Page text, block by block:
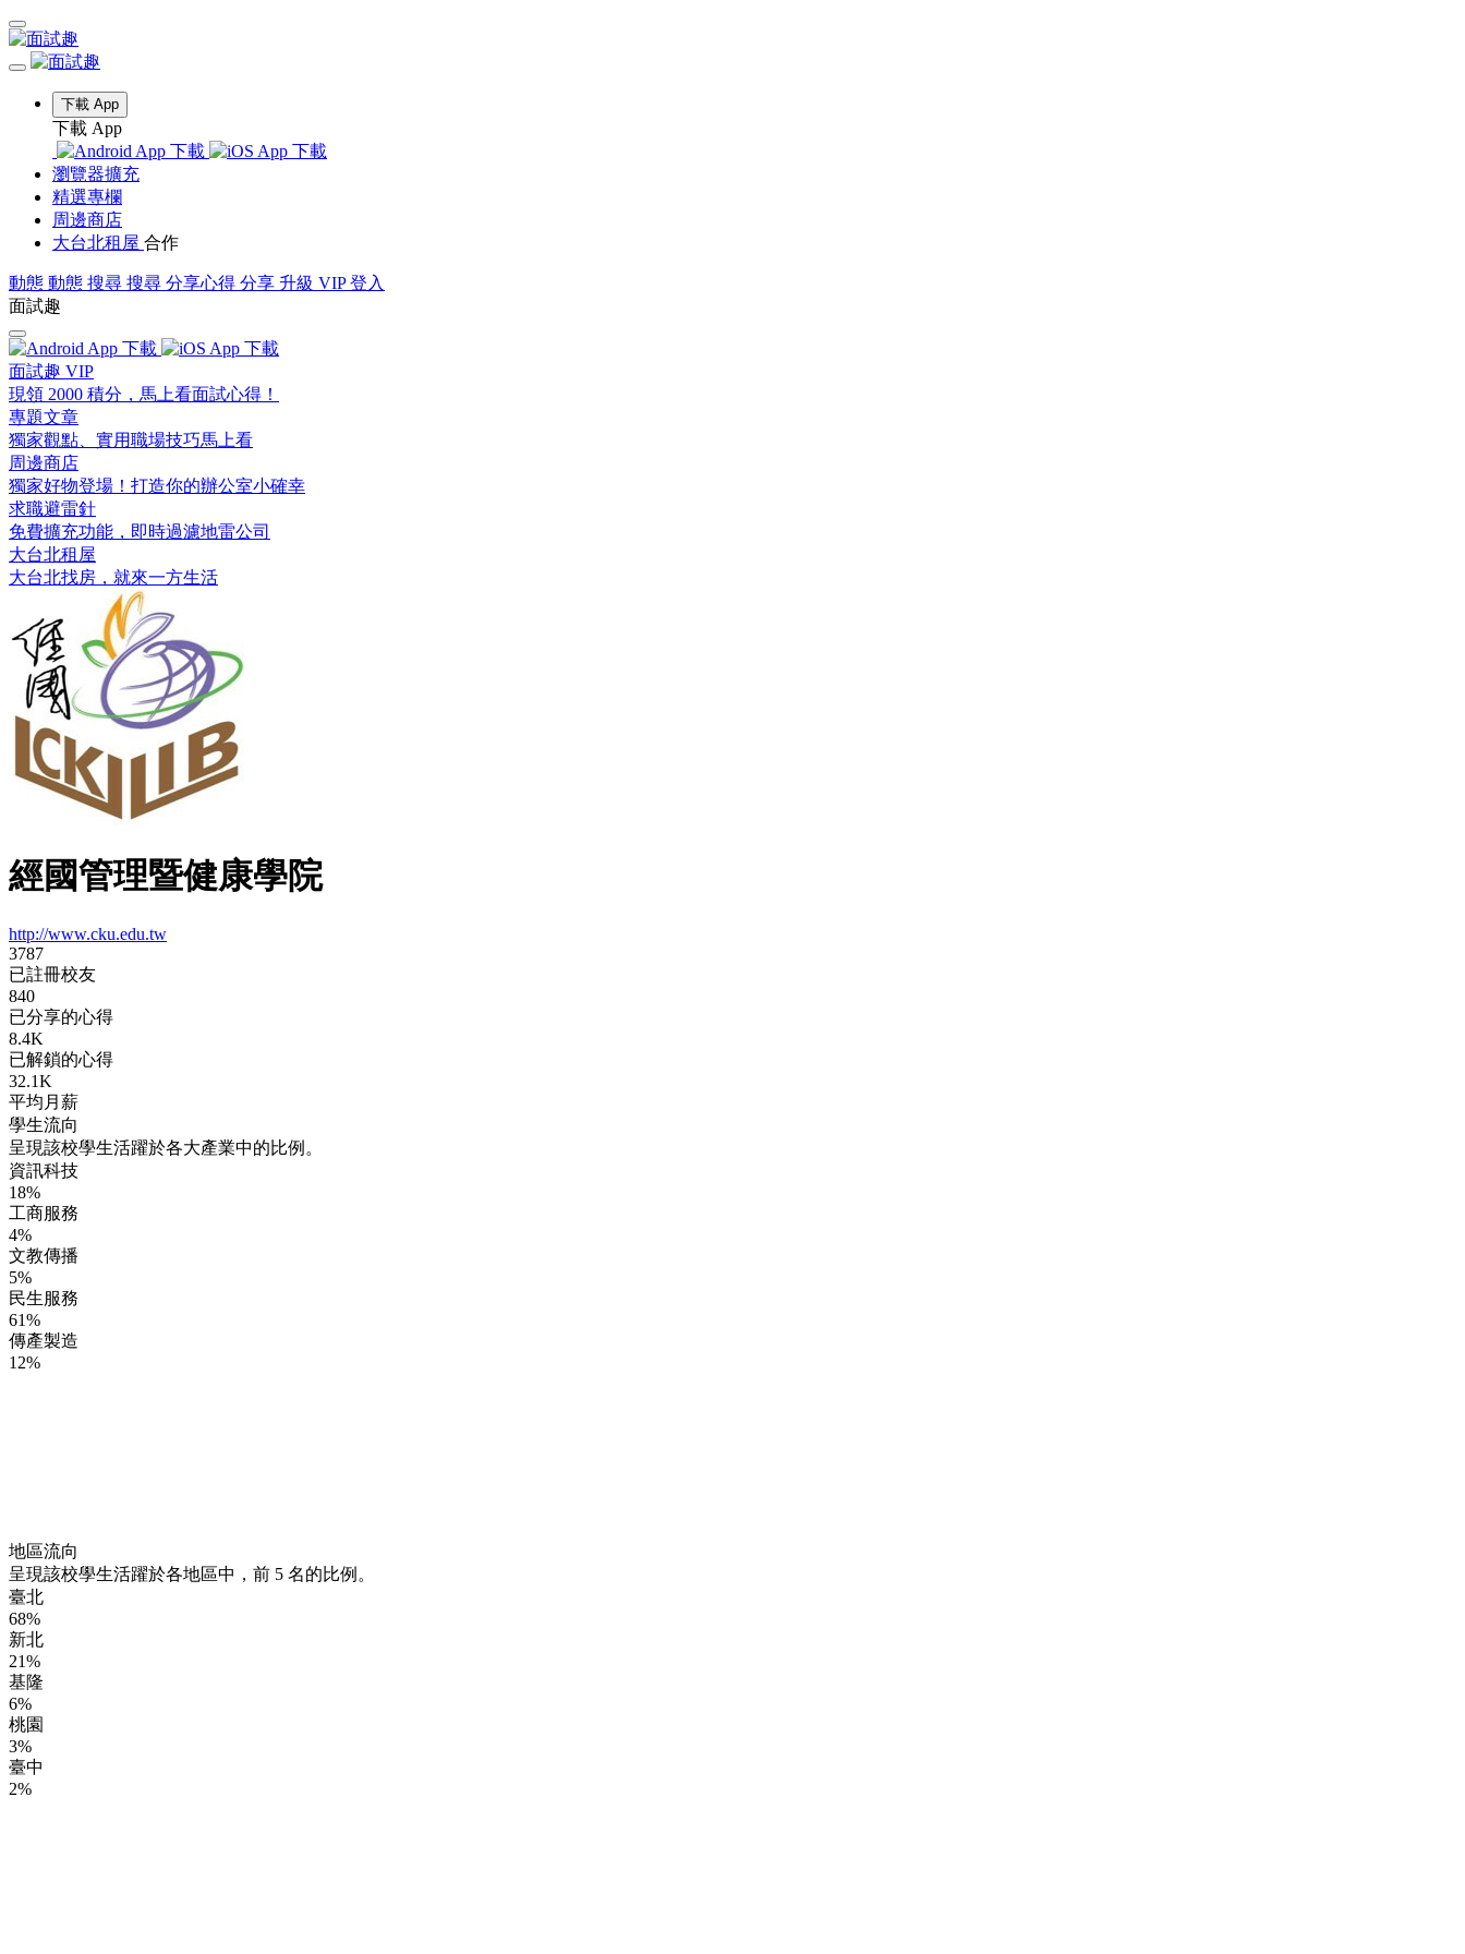
下載 App
下載 App
瀏覽器擴充
精選專欄
周邊商店
大台北租屋 合作
動態 動態 搜尋 搜尋 分享心得 分享 升級 VIP 登入
面試趣
面試趣 VIP
現領 2000 積分，馬上看面試心得！
專題文章
獨家觀點、實用職場技巧馬上看
周邊商店
獨家好物登場！打造你的辦公室小確幸
求職避雷針
免費擴充功能，即時過濾地雷公司
大台北租屋
大台北找房，就來一方生活
經國管理暨健康學院
http://www.cku.edu.tw
3787
已註冊校友
840
已分享的心得
8.4K
已解鎖的心得
32.1K
平均月薪
學生流向
呈現該校學生活躍於各大產業中的比例。
資訊科技
18%
工商服務
4%
文教傳播
5%
民生服務
61%
傳產製造
12%
地區流向
呈現該校學生活躍於各地區中，前 5 名的比例。
臺北
68%
新北
21%
基隆
6%
桃園
3%
臺中
2%